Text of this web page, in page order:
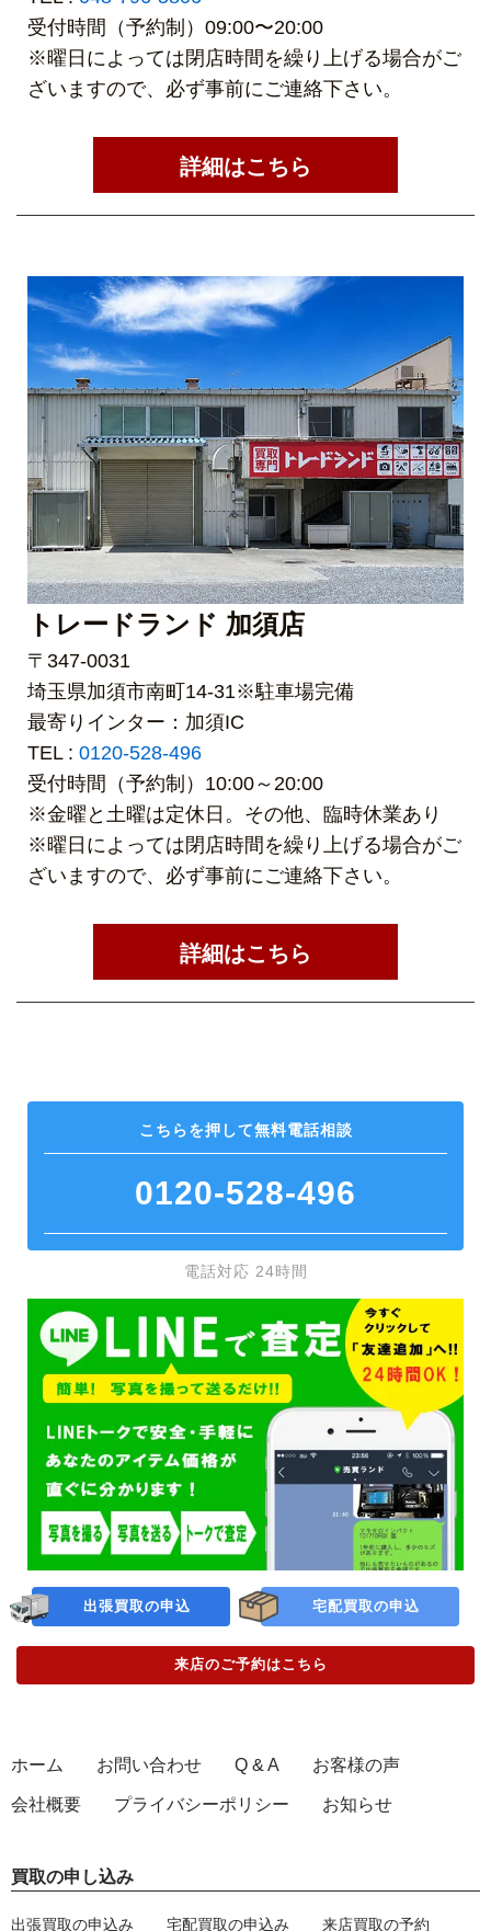
受付時間（予約制）09:00〜20:00
※曜日によっては閉店時間を繰り上げる場合がご
ざいますので、必ず事前にご連絡下さい。
詳細はこちら
トレードランド 加須店
〒347-0031
埼玉県加須市南町14-31※駐車場完備
最寄りインター：加須IC
TEL : 0120-528-496
受付時間（予約制）10:00～20:00
※金曜と土曜は定休日。その他、臨時休業あり
※曜日によっては閉店時間を繰り上げる場合がご
ざいますので、必ず事前にご連絡下さい。
詳細はこちら
出張買取の申込 宅配買取の申込
こちらを押して無料電話相談
0120-528-496
電話対応 24時間
来店のご予約はこちら
ホーム お問い合わせ Q & A お客様の声
会社概要 プライバシーポリシー お知らせ
買取の申し込み
出張買取の申込み 宅配買取の申込み 来店買取の予約